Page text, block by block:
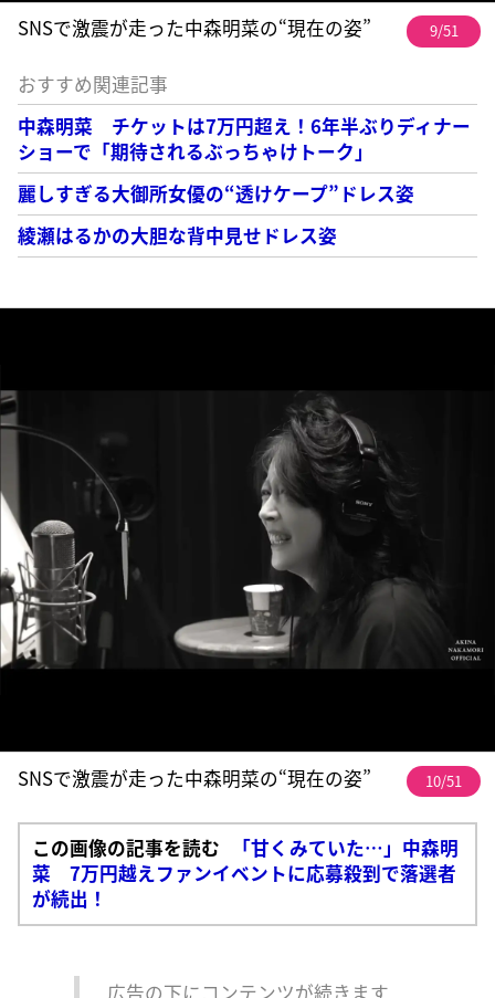
SNSで激震が走った中森明菜の“現在の姿” 9/51
おすすめ関連記事
中森明菜 チケットは7万円超え！6年半ぶりディナー
ショーで「期待されるぶっちゃけトーク」
麗しすぎる大御所女優の“透けケープ”ドレス姿
綾瀬はるかの大胆な背中見せドレス姿
SNSで激震が走った中森明菜の“現在の姿” 10/51
この画像の記事を読む
「甘くみていた…」中森明
菜 7万円越えファンイベントに応募殺到で落選者
が続出！